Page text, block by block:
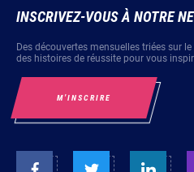
INSCRIVEZ-VOUS À NOTRE
Des découvertes mensuelles triées sur
des histoires de réussite pour vous
M’INSCRIRE